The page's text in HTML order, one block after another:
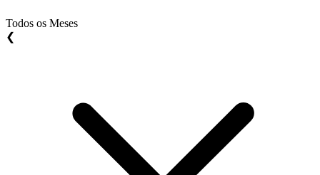
Todos os Meses
❮